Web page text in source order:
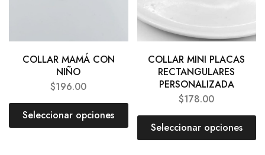
COLLAR MAMÁ CON
NIÑO
$196.00
Seleccionar opciones
COLLAR MINI PLACAS
RECTANGULARES
PERSONALIZADA
$178.00
Seleccionar opciones